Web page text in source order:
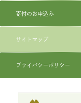
寄付のお申込み
サイトマップ
プライバシーポリシー